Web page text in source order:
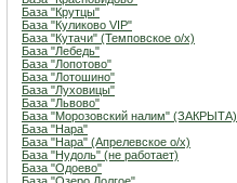
База "Крутцы"
База "Куликово VIP"
База "Кутачи" (Темповское о/х)
База "Лебедь"
База "Лопотово"
База "Лотошино"
База "Луховицы"
База "Львово"
База "Морозовский налим" (ЗАКРЫТА)
База "Нара"
База "Нара" (Апрелевское о/х)
База "Нудоль" (не работает)
База "Одоево"